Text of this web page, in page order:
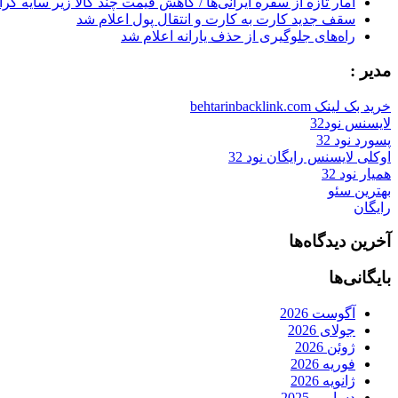
سقف جدید کارت به کارت و انتقال پول اعلام شد
راه‌های جلوگیری از حذف یارانه اعلام شد
مدیر :
خرید بک لینک behtarinbacklink.com
لایسنس نود32
پسورد نود 32
اوکلی لایسنس رایگان نود 32
همیار نود 32
بهترین سئو
رایگان
آخرین دیدگاه‌ها
بایگانی‌ها
آگوست 2026
جولای 2026
ژوئن 2026
فوریه 2026
ژانویه 2026